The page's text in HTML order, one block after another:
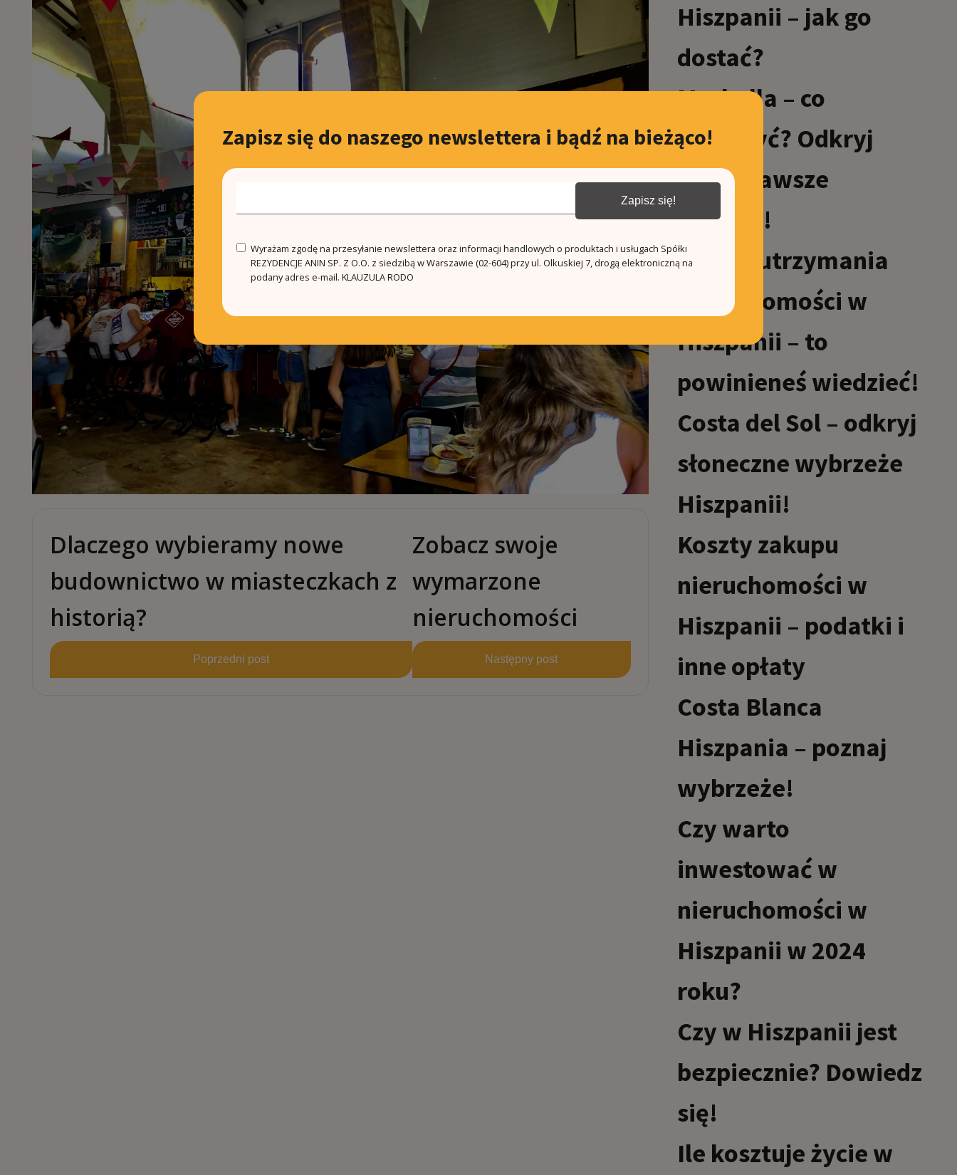
Dlaczego wybieramy nowe
budownictwo w miasteczkach z
historią?
Poprzedni post
Zobacz swoje
wymarzone
nieruchomości
Następny post
Hiszpanii – jak go
dostać?
Marbella – co
zobaczyć? Odkryj
najciekawsze
miejsca!
Koszty utrzymania
nieruchomości w
Hiszpanii – to
powinieneś wiedzieć!
Costa del Sol – odkryj
słoneczne wybrzeże
Hiszpanii!
Koszty zakupu
nieruchomości w
Hiszpanii – podatki i
inne opłaty
Costa Blanca
Hiszpania – poznaj
wybrzeże!
Czy warto
inwestować w
nieruchomości w
Hiszpanii w 2024
roku?
Czy w Hiszpanii jest
bezpiecznie? Dowiedz
się!
Ile kosztuje życie w
Zapisz się do naszego newslettera i bądź na bieżąco!
Zapisz się!
Wyrażam zgodę na przesyłanie newslettera oraz informacji handlowych o produktach i usługach Spółki
REZYDENCJE ANIN SP. Z O.O. z siedzibą w Warszawie (02-604) przy ul. Olkuskiej 7, drogą elektroniczną na
podany adres e-mail. KLAUZULA RODO